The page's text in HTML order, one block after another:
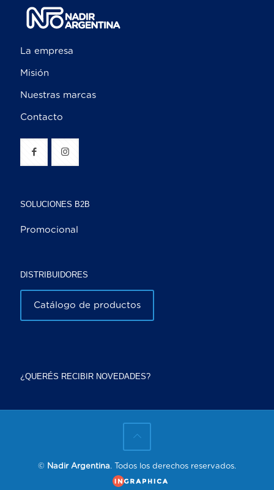
La empresa
Misión
Nuestras marcas
Contacto
SOLUCIONES B2B
Promocional
DISTRIBUIDORES
Catálogo de productos
¿QUERÉS RECIBIR NOVEDADES?
© Nadir Argentina. Todos los derechos reservados.